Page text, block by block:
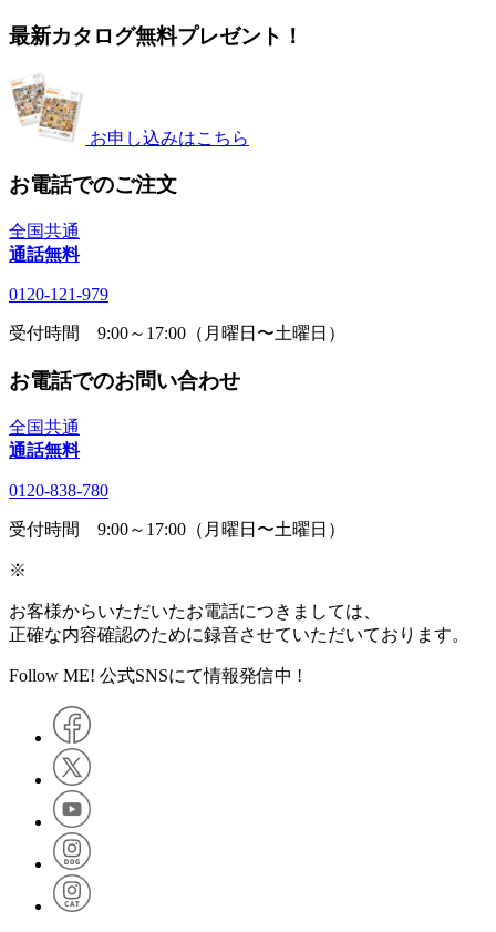
最新カタログ無料プレゼント！
お申し込みはこちら
お電話でのご注文
全国共通
通話無料
0120-121-979
受付時間 9:00～17:00（月曜日〜土曜日）
お電話でのお問い合わせ
全国共通
通話無料
0120-838-780
受付時間 9:00～17:00（月曜日〜土曜日）
※
お客様からいただいたお電話につきましては、
正確な内容確認のために録音させていただいております。
Follow ME! 公式SNSにて情報発信中 !